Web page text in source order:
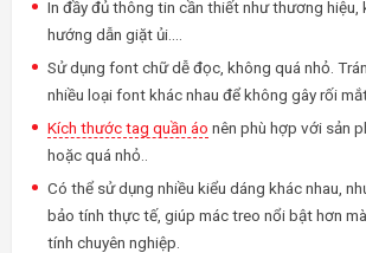
In đầy đủ thông tin cần thiết như thương hiệu,
hướng dẫn giặt ủi….
Sử dụng font chữ dễ đọc, không quá nhỏ.
nhiều loại font khác nhau để không gây rối
Kích thước tag quần áo nên phù hợp với sản
hoặc quá nhỏ..
Có thể sử dụng nhiều kiểu dáng khác nhau,
bảo tính thực tế, giúp mác treo nổi bật hơn
tính chuyên nghiệp.